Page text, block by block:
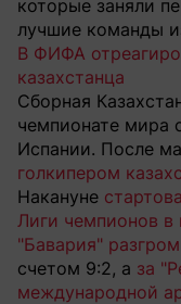
которые заняли
лучшие команды
В ФИФА
казахстанца
Сборная
чемпионате мира
Испании. После
голкипером
Накануне
Лиги чемпионов
"Бавария"
счетом 9:2, а за
международной